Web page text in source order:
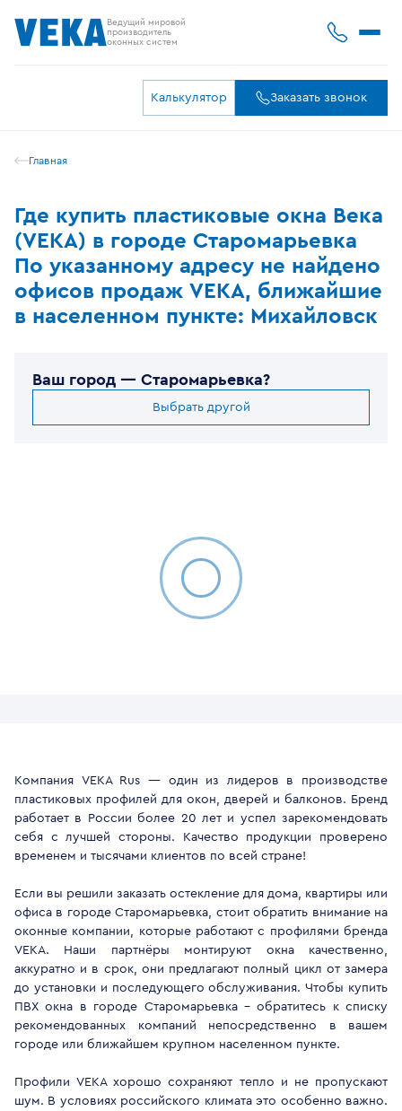
Ведущий мировой
производитель
оконных систем
Калькулятор Заказать звонок
Главная
Где купить пластиковые окна Века
(VEKA) в городе Старомарьевка
По указанному адресу не найдено
офисов продаж VEKA, ближайшие
в населенном пункте: Михайловск
Ваш город — Старомарьевка?
Выбрать другой
Компания VEKA Rus — один из лидеров в производстве
пластиковых профилей для окон, дверей и балконов. Бренд
работает в России более 20 лет и успел зарекомендовать
себя с лучшей стороны. Качество продукции проверено
временем и тысячами клиентов по всей стране!
Если вы решили заказать остекление для дома, квартиры или
офиса в городе Старомарьевка, стоит обратить внимание на
оконные компании, которые работают с профилями бренда
VEKA. Наши партнёры монтируют окна качественно,
аккуратно и в срок, они предлагают полный цикл от замера
до установки и последующего обслуживания. Чтобы купить
ПВХ окна в городе Старомарьевка - обратитесь к списку
рекомендованных компаний непосредственно в вашем
городе или ближайшем крупном населенном пункте.
Профили VEKA хорошо сохраняют тепло и не пропускают
шум. В условиях российского климата это особенно важно.